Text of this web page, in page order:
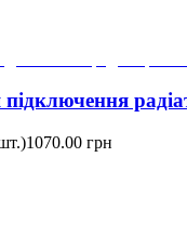
)1070.00 грн